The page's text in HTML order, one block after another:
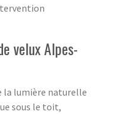
velux Alpes-
la lumière naturelle
sous le toit,